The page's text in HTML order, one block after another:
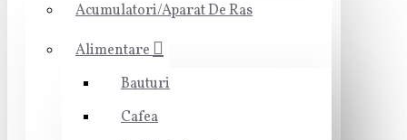
Acumulatori/Aparat De Ras
Alimentare
Bauturi
Cafea